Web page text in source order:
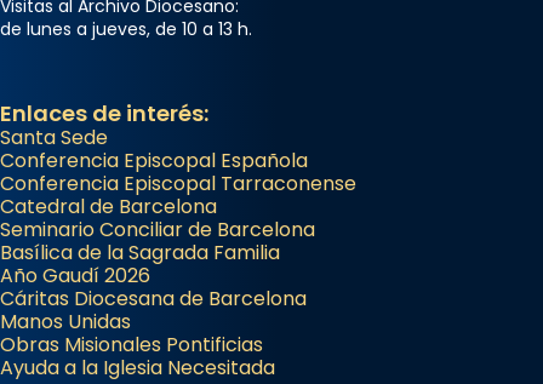
Visitas al Archivo Diocesano:
de lunes a jueves, de 10 a 13 h.
Enlaces de interés:
Santa Sede
Conferencia Episcopal Española
Conferencia Episcopal Tarraconense
Catedral de Barcelona
Seminario Conciliar de Barcelona
Basílica de la Sagrada Familia
Año Gaudí 2026
Cáritas Diocesana de Barcelona
Manos Unidas
Obras Misionales Pontificias
Ayuda a la Iglesia Necesitada